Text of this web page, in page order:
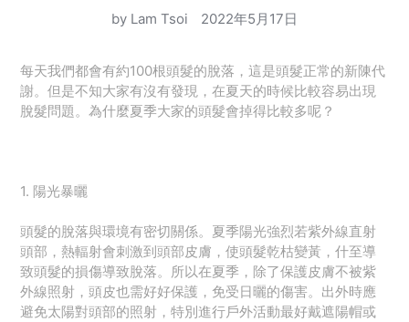
by Lam Tsoi 2022年5月17日
每天我們都會有約100根頭髮的脫落，這是頭髮正常的新陳代
謝。但是不知大家有沒有發現，在夏天的時候比較容易出現
脫髮問題。為什麼夏季大家的頭髮會掉得比較多呢？
1. 陽光暴曬
頭髮的脫落與環境有密切關係。夏季陽光強烈若紫外線直射
頭部，熱輻射會刺激到頭部皮膚，使頭髮乾枯變黃，什至導
致頭髮的損傷導致脫落。所以在夏季，除了保護皮膚不被紫
外線照射，頭皮也需好好保護，免受日曬的傷害。出外時應
避免太陽對頭部的照射，特別進行戶外活動最好戴遮陽帽或